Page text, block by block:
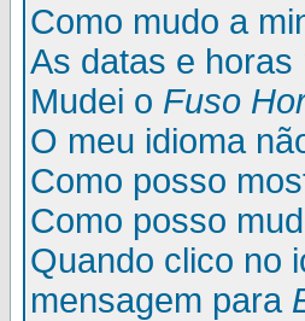
Como mudo a
As datas e
Mudei o Fuso
O meu idioma
Como posso
Como posso
Quando clico no
mensagem para